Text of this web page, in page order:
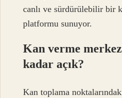
canlı ve sürdürülebilir bir
platformu sunuyor.
Kan verme
kadar açık?
Kan toplama